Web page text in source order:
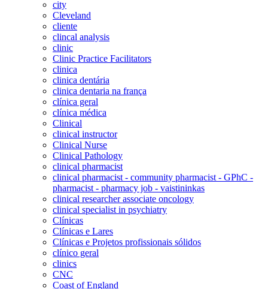
city
Cleveland
cliente
clincal analysis
clinic
Clinic Practice Facilitators
clinica
clinica dentária
clinica dentaria na frança
clínica geral
clínica médica
Clinical
clinical instructor
Clinical Nurse
Clinical Pathology
clinical pharmacist
clinical pharmacist - community pharmacist - GPhC -
pharmacist - pharmacy job - vaistininkas
clinical researcher associate oncology
clinical specialist in psychiatry
Clínicas
Clínicas e Lares
Clínicas e Projetos profissionais sólidos
clínico geral
clinics
CNC
Coast of England